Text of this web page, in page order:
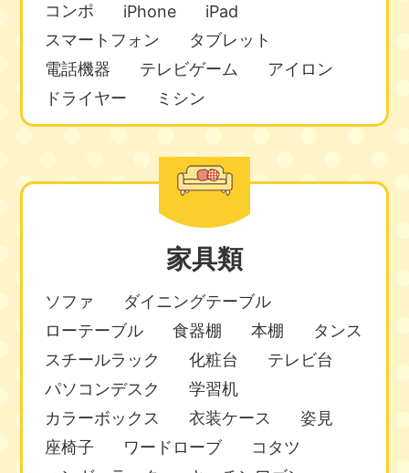
コンポ
iPhone
iPad
スマートフォン
タブレット
電話機器
テレビゲーム
アイロン
ドライヤー
ミシン
家具類
ソファ
ダイニングテーブル
ローテーブル
食器棚 本棚
タンス
スチールラック
化粧台
テレビ台
パソコンデスク
学習机
カラーボックス
衣装ケース
姿見
座椅子
ワードローブ
コタツ